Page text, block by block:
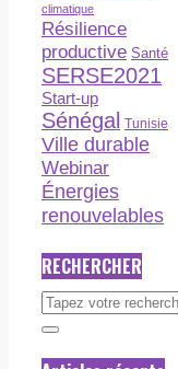
climatique
Résilience
productive Santé
SERSE2021
Start-up
Sénégal Tunisie
Ville durable
Webinar
Énergies
renouvelables
RECHERCHER